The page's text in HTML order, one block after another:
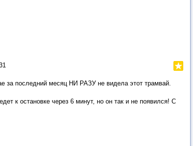
за последний месяц НИ РАЗУ не видела этот трамвай.
к остановке через 6 минут, но он так и не появился! С